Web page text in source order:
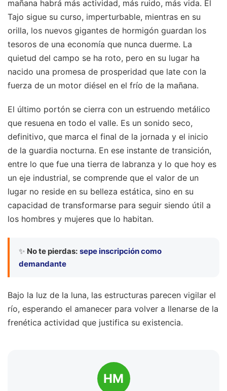
mañana habrá más actividad, más ruido, más vida. El
Tajo sigue su curso, imperturbable, mientras en su
orilla, los nuevos gigantes de hormigón guardan los
tesoros de una economía que nunca duerme. La
quietud del campo se ha roto, pero en su lugar ha
nacido una promesa de prosperidad que late con la
fuerza de un motor diésel en el frío de la mañana.
El último portón se cierra con un estruendo metálico
que resuena en todo el valle. Es un sonido seco,
definitivo, que marca el final de la jornada y el inicio
de la guardia nocturna. En ese instante de transición,
entre lo que fue una tierra de labranza y lo que hoy es
un eje industrial, se comprende que el valor de un
lugar no reside en su belleza estática, sino en su
capacidad de transformarse para seguir siendo útil a
los hombres y mujeres que lo habitan.
✨ No te pierdas: sepe inscripción como
demandante
Bajo la luz de la luna, las estructuras parecen vigilar el
río, esperando el amanecer para volver a llenarse de la
frenética actividad que justifica su existencia.
HM